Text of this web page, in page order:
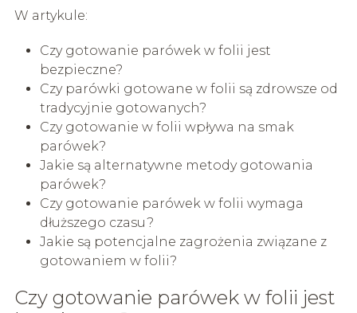
W artykule:
Czy gotowanie parówek w folii jest
bezpieczne?
Czy parówki gotowane w folii są zdrowsze od
tradycyjnie gotowanych?
Czy gotowanie w folii wpływa na smak
parówek?
Jakie są alternatywne metody gotowania
parówek?
Czy gotowanie parówek w folii wymaga
dłuższego czasu?
Jakie są potencjalne zagrożenia związane z
gotowaniem w folii?
Czy gotowanie parówek w folii jest